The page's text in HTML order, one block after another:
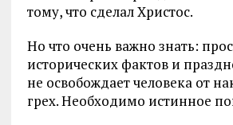
тому, что сделал Христос.
Но что очень важно знать:
исторических фактов и
не освобождает человека от
грех. Необходимо истинное